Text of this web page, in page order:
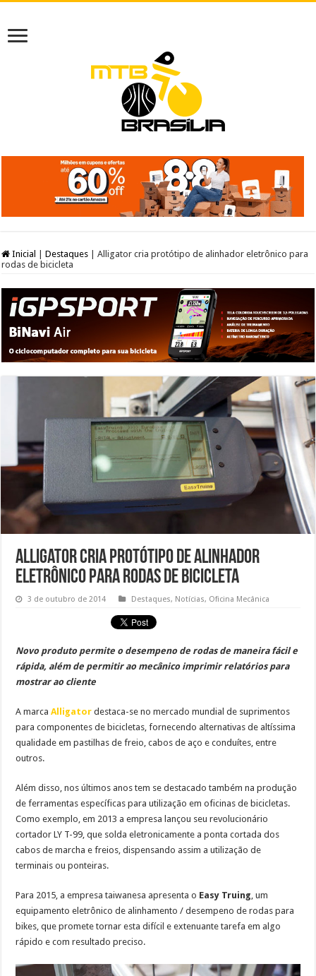
Inicial Destaques
Alligator cria protótipo de alinhador eletrônico para
rodas de bicicleta
Alligator cria protótipo de alinhador
eletrônico para rodas de bicicleta
3 de outubro de 2014 Destaques, Notícias, Oficina Mecânica
Novo produto permite o desempeno de rodas de maneira fácil e
rápida, além de permitir ao mecânico imprimir relatórios para
mostrar ao cliente
A marcaAlligator destaca-se no mercado mundial de suprimentos
para componentes de bicicletas, fornecendo alternativas de altíssima
qualidade em pastilhas de freio, cabos de aço e conduítes, entre
outros.
Além disso, nos últimos anos tem se destacado também na produção
de ferramentas específicas para utilização em oficinas de bicicletas.
Como exemplo, em 2013 a empresa lançou seu revolucionário
cortador LY T-99, que solda eletronicamente a ponta cortada dos
cabos de marcha e freios, dispensando assim a utilização de
terminais ou ponteiras.
Para 2015, a empresa taiwanesa apresenta o Easy Truing, um
equipamento eletrônico de alinhamento / desempeno de rodas para
bikes, que promete tornar esta difícil e extenuante tarefa em algo
rápido e com resultado preciso.